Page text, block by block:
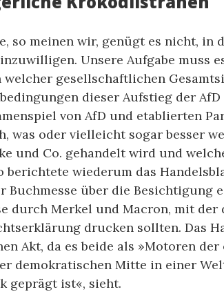
so meinen wir, genügt es nicht, in
Unsere Aufgabe muss
welcher gesellschaftlichen
dieser Aufstieg der
von AfD und etablierten
was oder vielleicht sogar besser
und Co. gehandelt wird und
berichtete wiederum das
Buchmesse über die Besichtigung
durch Merkel und Macron, mit der
drucken sollten. Das
Akt, da es beide als »Motoren
demokratischen Mitte in einer
geprägt ist«, sieht.